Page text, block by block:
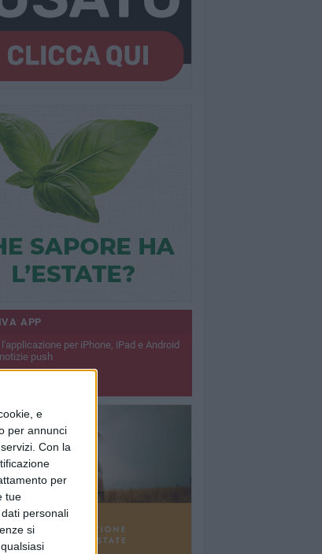
e
per annunci
Con la
per
tue
personali
si
APP
per iPhone, iPad e Android
push